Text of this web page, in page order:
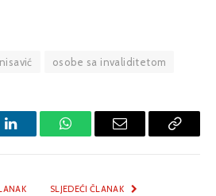
osobe sa invaliditetom
LinkedInWhatsAppEmail
Copy
SLJEDEĆI ČLANAK